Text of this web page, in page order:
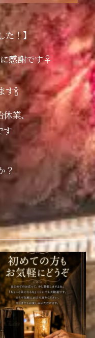
た！】
感謝です‍♀️
🍾
業、
す
？